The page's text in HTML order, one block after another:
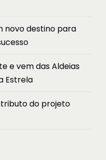
novo destino para
e vem das Aldeias
Estrela
do projeto